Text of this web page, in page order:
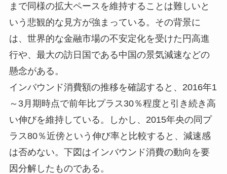
まで同様の拡大ペースを維持することは難しいと
いう悲観的な見方が強まっている。その背景に
は、世界的な金融市場の不安定化を受けた円高進
行や、最大の訪日国である中国の景気減速などの
懸念がある。
インバウンド消費額の推移を確認すると、2016年1
～3月期時点で前年比プラス30％程度と引き続き高
い伸びを維持している。しかし、2015年央の同プ
ラス80％近傍という伸び率と比較すると、減速感
は否めない。下図はインバウンド消費の動向を要
因分解したものである。